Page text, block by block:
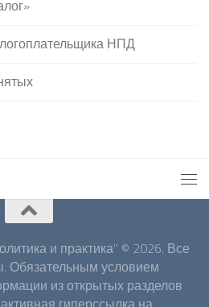
НПД
и практика" © 2026. Все
Обязательным условием
из открытых разделов